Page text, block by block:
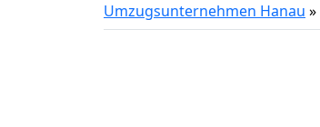
Umzugsunternehmen Hanau »